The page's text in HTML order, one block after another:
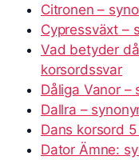
Citronen –
Cypressväxt –
Vad betyder
korsordssvar
Dåliga Vanor –
Dallra –
Dans korsord
Dator Ämne: